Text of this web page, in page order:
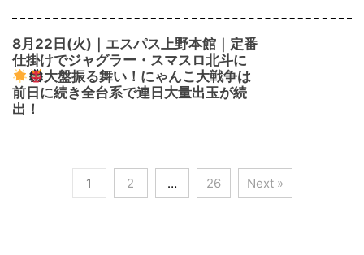
8月22日(火)｜エスパス上野本館｜定番
仕掛けでジャグラー・スマスロ北斗に
大盤振る舞い！にゃんこ大戦争は
前日に続き全台系で連日大量出玉が続
出！
1 2 … 26 Next »